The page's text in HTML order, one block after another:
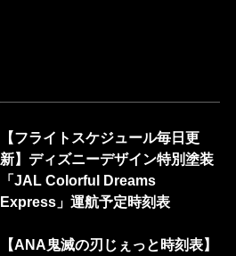
【フライトスケジュール毎日更
新】ディズニーデザイン特別塗装
「JAL Colorful Dreams
Express」運航予定時刻表
【ANA鬼滅の刃じぇっと時刻表】